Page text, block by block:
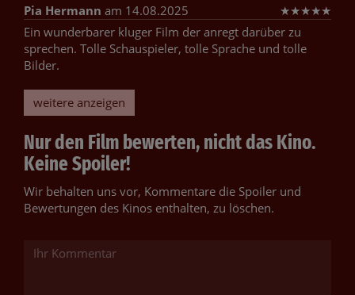
Pia Hermann am 14.08.2025 ★★★★★
Ein wunderbarer kluger Film der anregt darüber zu
sprechen. Tolle Schauspieler, tolle Sprache und tolle
Bilder.
weitere anzeigen
Nur den Film bewerten, nicht das Kino.
Keine Spoiler!
Wir behalten uns vor, Kommentare die Spoiler und
Bewertungen des Kinos enthalten, zu löschen.